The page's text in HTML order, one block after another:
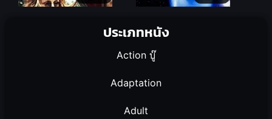
ประเภทหนัง
Action บู๊
Adaptation
Adult